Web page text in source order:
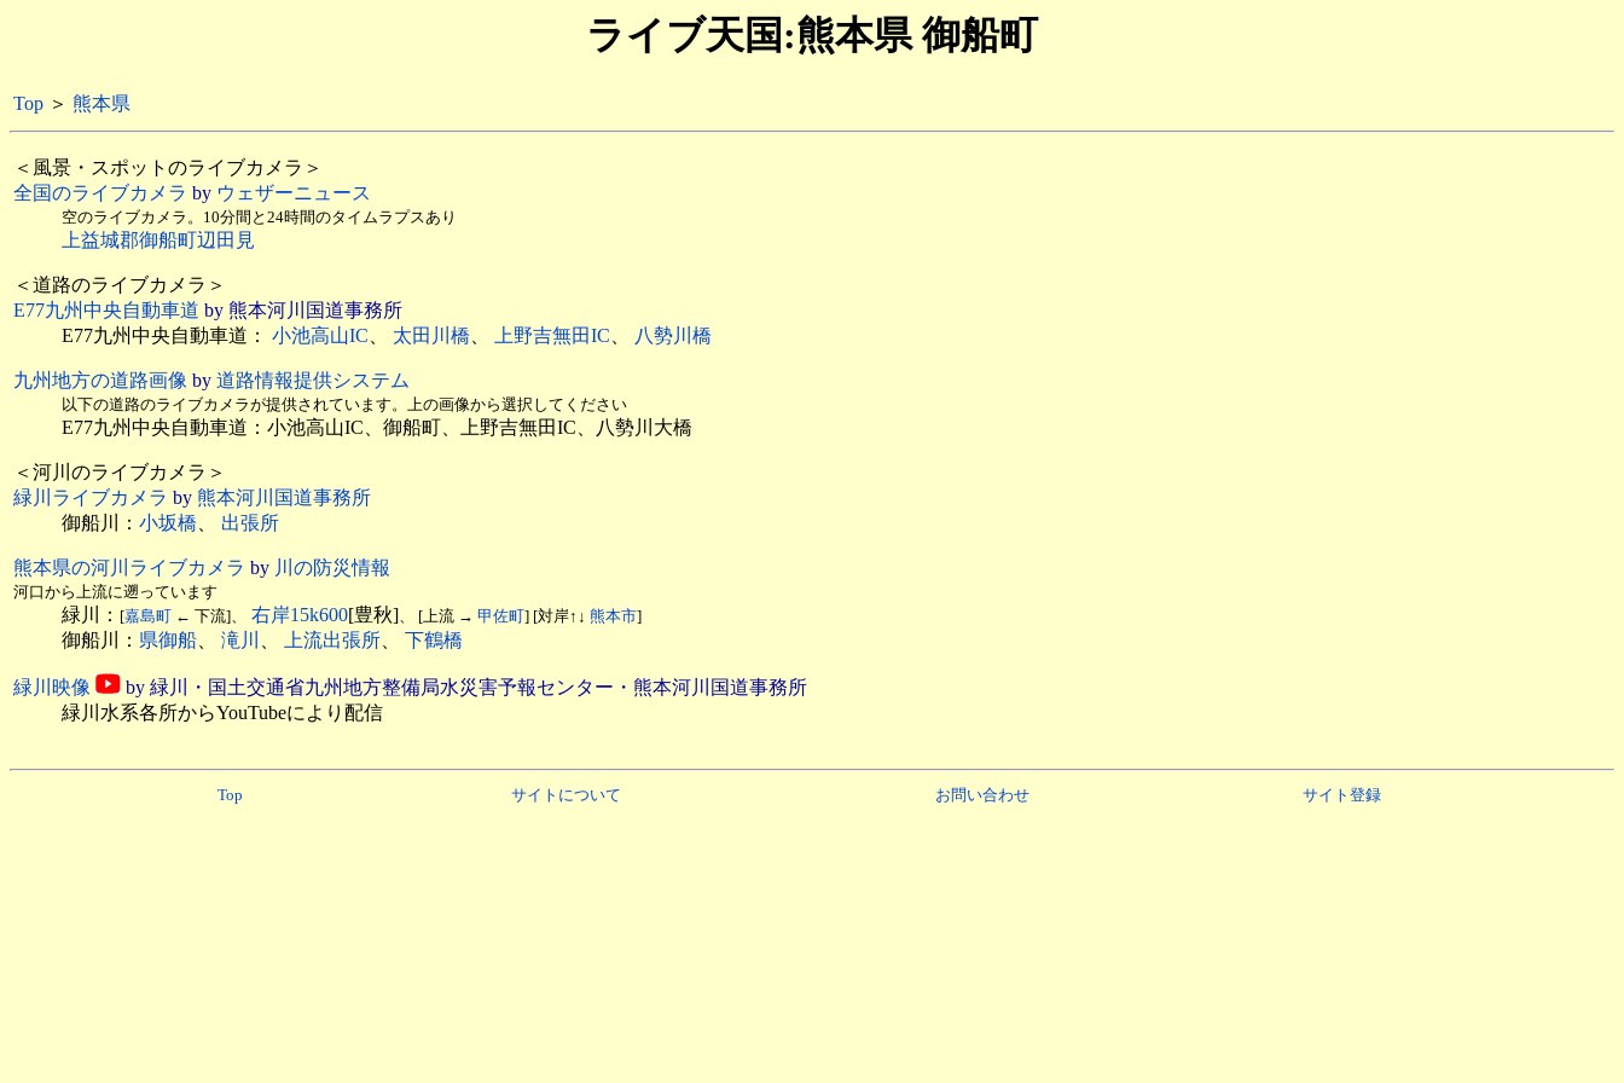
ライブ天国:熊本県 御船町
Top ＞ 熊本県
＜風景・スポットのライブカメラ＞
全国のライブカメラ by ウェザーニュース
空のライブカメラ。10分間と24時間のタイムラプスあり
上益城郡御船町辺田見
＜道路のライブカメラ＞
E77九州中央自動車道 by 熊本河川国道事務所
E77九州中央自動車道： 小池高山IC、 太田川橋、 上野吉無田IC、 八勢川橋
九州地方の道路画像 by 道路情報提供システム
以下の道路のライブカメラが提供されています。上の画像から選択してください
E77九州中央自動車道：小池高山IC、御船町、上野吉無田IC、八勢川大橋
＜河川のライブカメラ＞
緑川ライブカメラ by 熊本河川国道事務所
御船川： 小坂橋、 出張所
熊本県の河川ライブカメラ by 川の防災情報
河口から上流に遡っています
緑川： [嘉島町 ← 下流]、 右岸15k600[豊秋]、 [上流 → 甲佐町] [対岸↑↓ 熊本市]
御船川： 県御船、 滝川 、 上流出張所、 下鶴橋
緑川映像
by 緑川・国土交通省九州地方整備局水災害予報センター・熊本河川国道事務所
緑川水系各所からYouTubeにより配信
Top サイトについて お問い合わせ サイト登録